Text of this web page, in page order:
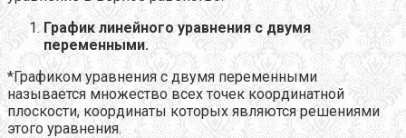
График линейного уравнения с двумя
переменными.
*Графиком уравнения с двумя переменными
называется множество всех точек координатной
плоскости, координаты которых являются решениями
этого уравнения.